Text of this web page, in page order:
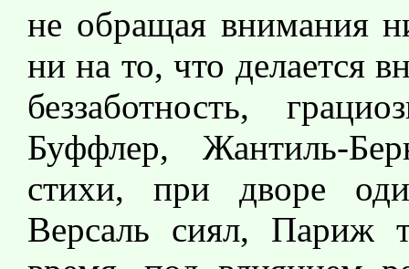
не обращая внимания
ни на то, что делается
беззаботность,
Буффлер, Жантиль-
стихи, при дворе
Версаль сиял, Париж